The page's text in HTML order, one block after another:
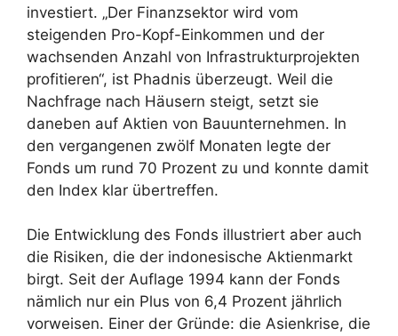
investiert. „Der Finanzsektor wird vom
steigenden Pro-Kopf-Einkommen und der
wachsenden Anzahl von Infrastrukturprojekten
profitieren“, ist Phadnis überzeugt. Weil die
Nachfrage nach Häusern steigt, setzt sie
daneben auf Aktien von Bauunternehmen. In
den vergangenen zwölf Monaten legte der
Fonds um rund 70 Prozent zu und konnte damit
den Index klar übertreffen.
Die Entwicklung des Fonds illustriert aber auch
die Risiken, die der indonesische Aktienmarkt
birgt. Seit der Auflage 1994 kann der Fonds
nämlich nur ein Plus von 6,4 Prozent jährlich
vorweisen. Einer der Gründe: die Asienkrise, die